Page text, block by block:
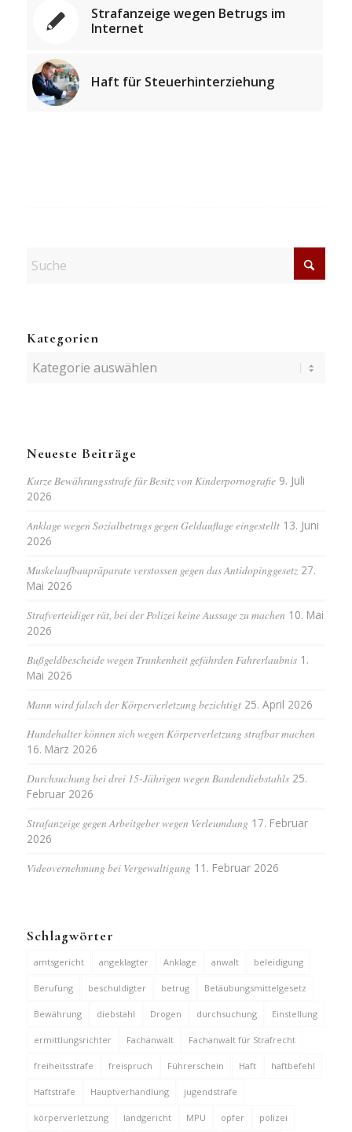
Strafanzeige wegen Betrugs im
Internet
Haft für Steuerhinterziehung
Kategorien
Kategorien
Neueste Beiträge
Kurze Bewährungsstrafe für Besitz von Kinderpornografie 9. Juli
2026
Anklage wegen Sozialbetrugs gegen Geldauflage eingestellt 13. Juni
2026
Muskelaufbaupräparate verstossen gegen das Antidopinggesetz 27.
Mai 2026
Strafverteidiger rät, bei der Polizei keine Aussage zu machen 10. Mai
2026
Bußgeldbescheide wegen Trunkenheit gefährden Fahrerlaubnis 1.
Mai 2026
Mann wird falsch der Körperverletzung bezichtigt 25. April 2026
Hundehalter können sich wegen Körperverletzung strafbar machen
16. März 2026
Durchsuchung bei drei 15-Jährigen wegen Bandendiebstahls 25.
Februar 2026
Strafanzeige gegen Arbeitgeber wegen Verleumdung 17. Februar
2026
Videovernehmung bei Vergewaltigung 11. Februar 2026
Schlagwörter
amtsgericht angeklagter Anklage anwalt beleidigung
Berufung beschuldigter betrug Betäubungsmittelgesetz
Bewährung diebstahl Drogen durchsuchung Einstellung
ermittlungsrichter Fachanwalt Fachanwalt für Strafrecht
freiheitsstrafe freispruch Führerschein Haft haftbefehl
Haftstrafe Hauptverhandlung jugendstrafe
körperverletzung landgericht MPU opfer polizei